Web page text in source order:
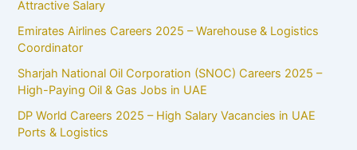
Attractive Salary
Emirates Airlines Careers 2025 – Warehouse & Logistics
Coordinator
Sharjah National Oil Corporation (SNOC) Careers 2025 –
High-Paying Oil & Gas Jobs in UAE
DP World Careers 2025 – High Salary Vacancies in UAE
Ports & Logistics